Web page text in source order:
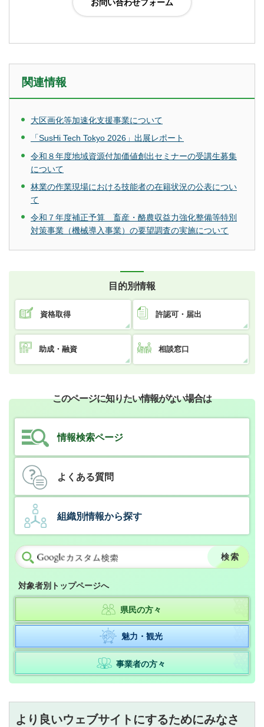
関連情報
大区画化等加速化支援事業について
「SusHi Tech Tokyo 2026」出展レポート
令和８年度地域資源付加価値創出セミナーの受講生募集
について
林業の作業現場における技能者の在籍状況の公表につい
て
令和７年度補正予算 畜産・酪農収益力強化整備等特別
対策事業（機械導入事業）の要望調査の実施について
目的別情報
資格取得 許認可・届出
助成・融資 相談窓口
このページに知りたい情報がない場合は
情報検索ページ
よくある質問
組織別情報から探す
対象者別トップページへ
県民の方々
魅力・観光
事業者の方々
より良いウェブサイトにするためにみなさ